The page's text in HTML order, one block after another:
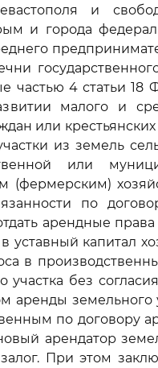
и
и города
частью 4 статьи 18
малого и
или
из земель
или
(фермерским)
по
арендные
уставный капитал
в
участка без
аренды земельного
по договору
арендатор
При этом